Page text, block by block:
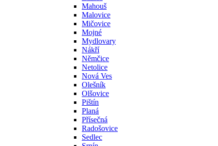
Mahouš
Malovice
Mičovice
Mojné
Mydlovary
Nákří
Němčice
Netolice
Nová Ves
Olešník
Olšovice
Pištín
Planá
Přísečná
Radošovice
Sedlec